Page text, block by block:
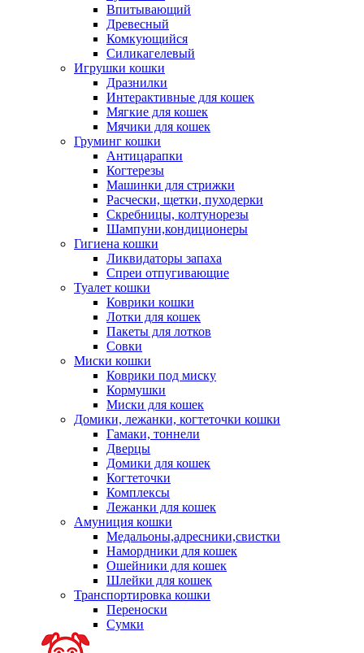
Впитывающий
Древесный
Комкующийся
Силикагелевый
Игрушки кошки
Дразнилки
Интерактивные для кошек
Мягкие для кошек
Мячики для кошек
Груминг кошки
Антицарапки
Когтерезы
Машинки для стрижки
Расчески, щетки, пуходерки
Скребницы, колтунорезы
Шампуни,кондиционеры
Гигиена кошки
Ликвидаторы запаха
Спреи отпугивающие
Туалет кошки
Коврики кошки
Лотки для кошек
Пакеты для лотков
Совки
Миски кошки
Коврики под миску
Кормушки
Миски для кошек
Домики, лежанки, когтеточки кошки
Гамаки, тоннели
Дверцы
Домики для кошек
Когтеточки
Комплексы
Лежанки для кошек
Амуниция кошки
Медальоны,адресники,свистки
Намордники для кошек
Ошейники для кошек
Шлейки для кошек
Транспортировка кошки
Переноски
Сумки